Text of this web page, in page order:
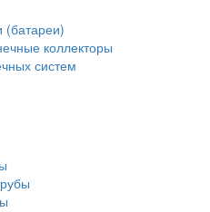
(батареи)
коллекторы
систем